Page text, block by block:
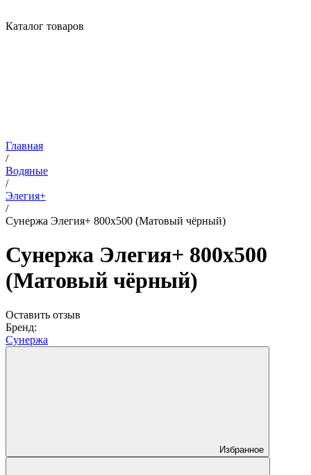
Каталог товаров
Главная
/
Водяные
/
Элегия+
/
Сунержа Элегия+ 800х500 (Матовый чёрный)
Сунержа Элегия+ 800х500
(Матовый чёрный)
Оставить отзыв
Бренд:
Сунержа
Избранное